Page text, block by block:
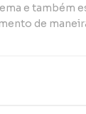
e também
de